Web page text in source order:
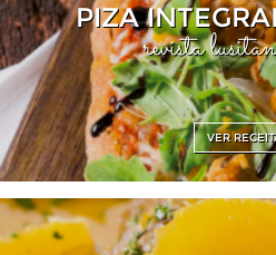
PIZA
revista
VER